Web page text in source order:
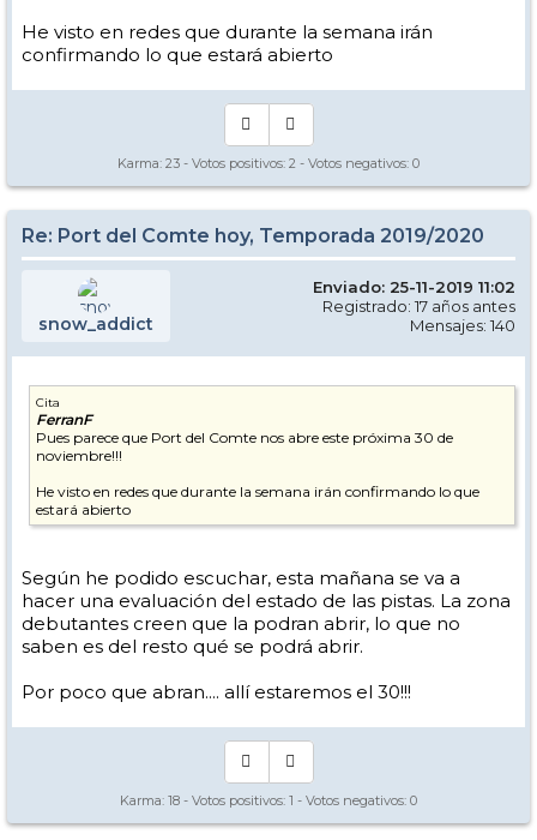
He visto en redes que durante la semana irán
confirmando lo que estará abierto
Karma: 23 - Votos positivos: 2 - Votos negativos: 0
Re: Port del Comte hoy, Temporada 2019/2020
snow_addict
Enviado: 25-11-2019 11:02
Registrado: 17 años antes
Mensajes: 140
Cita
FerranF
Pues parece que Port del Comte nos abre este próxima 30 de
noviembre!!!
He visto en redes que durante la semana irán confirmando lo que
estará abierto
Según he podido escuchar, esta mañana se va a
hacer una evaluación del estado de las pistas. La zona
debutantes creen que la podran abrir, lo que no
saben es del resto qué se podrá abrir.
Por poco que abran.... allí estaremos el 30!!!
Karma: 18 - Votos positivos: 1 - Votos negativos: 0